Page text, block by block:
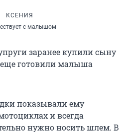
КСЕНИЯ
с малышом
заранее купили сыну
готовили малыша
показывали ему
и всегда
нужно носить шлем. В